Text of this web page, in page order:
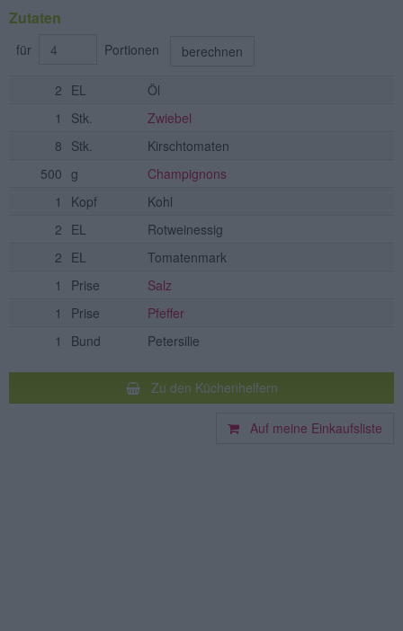
Zutaten
für Portionen berechnen
2 EL
Öl
1
Stk.
Zwiebel
8 Stk.
Kirschtomaten
500 g
Champignons
1
Kopf
Kohl
2 EL
Rotweinessig
2 EL
Tomatenmark
1
Prise
Salz
1
Prise
Pfeffer
1
Bund Petersilie
Zu den Küchenhelfern
Auf meine Einkaufsliste